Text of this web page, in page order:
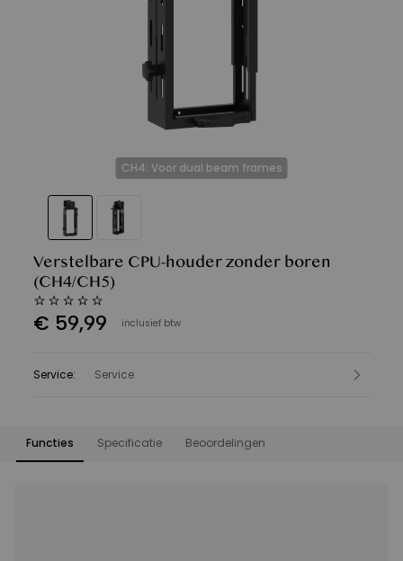
CH4: Voor dual beam frames
Verstelbare CPU-houder zonder boren
(CH4/CH5)
€ 59,99 inclusief btw
Service: Service
Functies Specificatie Beoordelingen